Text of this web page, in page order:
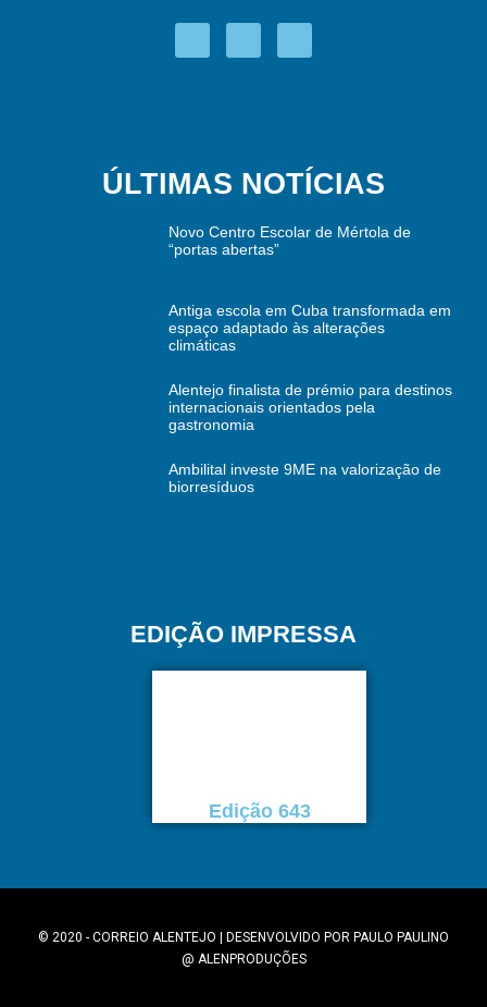
ÚLTIMAS NOTÍCIAS
Novo Centro Escolar de Mértola de
“portas abertas”
Antiga escola em Cuba transformada em
espaço adaptado às alterações
climáticas
Alentejo finalista de prémio para destinos
internacionais orientados pela
gastronomia
Ambilital investe 9ME na valorização de
biorresíduos
EDIÇÃO IMPRESSA
Edição 643
© 2020 - CORREIO ALENTEJO | DESENVOLVIDO POR PAULO PAULINO
@ ALENPRODUÇÕES